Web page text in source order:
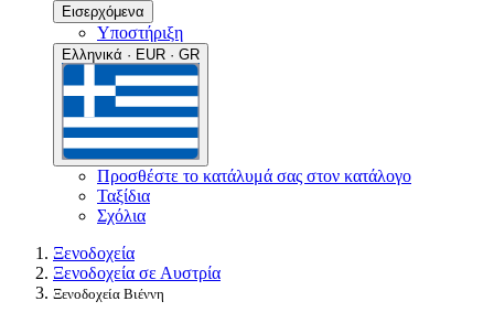
Εισερχόμενα
Υποστήριξη
Ελληνικά · EUR · GR
Προσθέστε το κατάλυμά σας στον κατάλογο
Ταξίδια
Σχόλια
Ξενοδοχεία
Ξενοδοχεία σε Αυστρία
Ξενοδοχεία Βιέννη